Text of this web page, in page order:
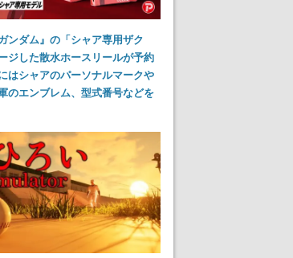
ンダム』の「シャア専用ザク
ジした散水ホースリールが予約
はシャアのパーソナルマークや
のエンブレム、型式番号などを